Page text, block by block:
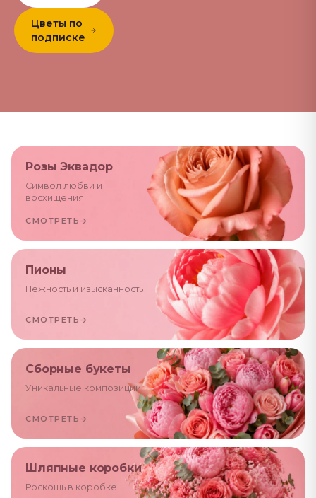
Цветы по
подписке
Розы Эквадор
Символ любви и
восхищения
СМОТРЕТЬ →
Пионы
Нежность и изысканность
СМОТРЕТЬ →
Сборные букеты
Уникальные композиции
СМОТРЕТЬ →
Шляпные коробки
Роскошь в коробке